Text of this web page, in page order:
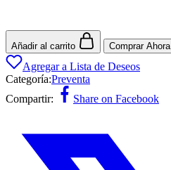
Añadir al carrito Comprar Ahora
Agregar a Lista de Deseos
Categoría:Preventa
Compartir:
Share on Facebook